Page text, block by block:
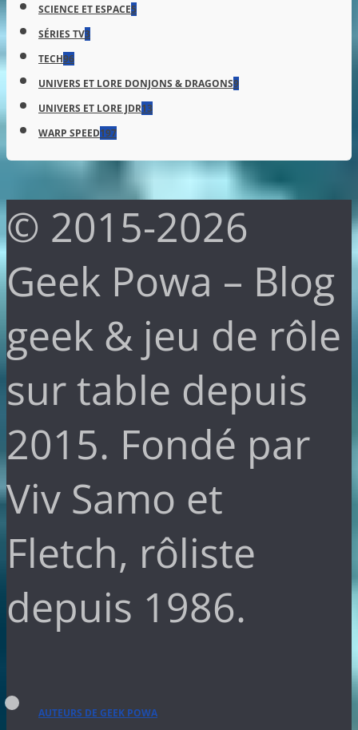
SCIENCE ET ESPACE5
SÉRIES TV3
TECH96
UNIVERS ET LORE DONJONS & DRAGONS9
UNIVERS ET LORE JDR13
WARP SPEED197
© 2015-2026
Geek Powa – Blog
geek & jeu de rôle
sur table depuis
2015. Fondé par
Viv Samo et
Fletch, rôliste
depuis 1986.
AUTEURS DE GEEK POWA